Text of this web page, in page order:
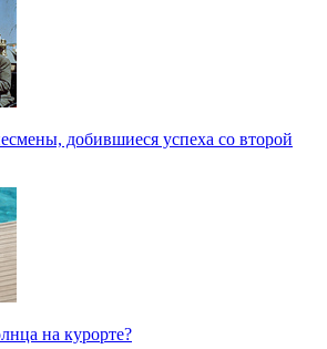
добившиеся успеха со второй
на курорте?